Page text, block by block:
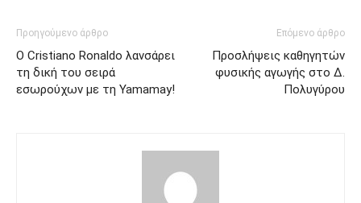
Προηγούμενο άρθρο
Ο Cristiano Ronaldo λανσάρει
τη δική του σειρά
εσωρούχων με τη Yamamay!
Επόμενο άρθρο
Προσλήψεις καθηγητών
φυσικής αγωγής στο Δ.
Πολυγύρου